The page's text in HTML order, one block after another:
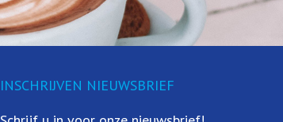
INSCHRIJVEN NIEUWSBRIEF